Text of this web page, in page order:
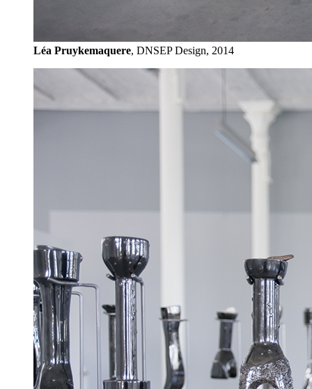
Léa Pruykemaquere, DNSEP Design, 2014